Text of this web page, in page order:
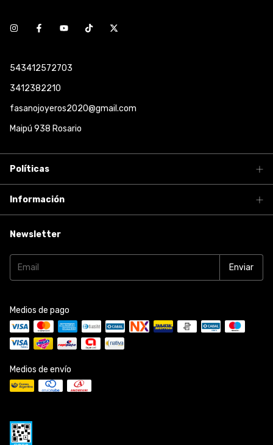
543412572703
3412382210
fasanojoyeros2020@gmail.com
Maipú 938 Rosario
Políticas
Información
Newsletter
Medios de pago
Medios de envío